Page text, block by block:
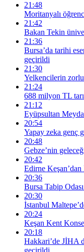
21:48
Moritanyalı
21:42
Bakan Tekin
21:36
Bursa’da tarihi
geçirildi
21:30
Yelkencilerin
21:24
688 milyon TL
21:12
Eyüpsultan
20:54
Yapay zeka genç
20:48
Gebze’nin
20:42
Edirne Keşan’dan
20:36
Bursa Tabip
20:30
İstanbul
20:24
Keşan Kent
20:18
Hakkari’de JİHA
geçirildi